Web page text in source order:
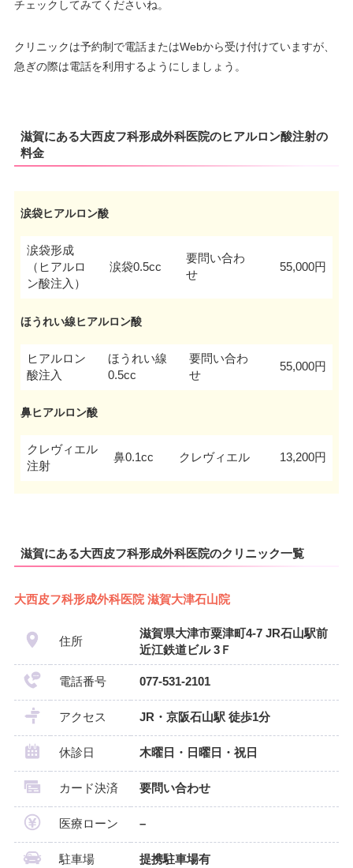
チェックしてみてくださいね。
クリニックは予約制で電話またはWebから受け付けていますが、
急ぎの際は電話を利用するようにしましょう。
滋賀にある大西皮フ科形成外科医院のヒアルロン酸注射の
料金
涙袋ヒアルロン酸
涙袋形成
（ヒアルロ
ン酸注入）
涙袋0.5cc
要問い合わ
せ
55,000円
ほうれい線ヒアルロン酸
ヒアルロン
酸注入
ほうれい線
0.5cc
要問い合わ
せ
55,000円
鼻ヒアルロン酸
クレヴィエル
注射
鼻0.1cc クレヴィエル 13,200円
滋賀にある大西皮フ科形成外科医院のクリニック一覧
大西皮フ科形成外科医院 滋賀大津石山院
住所
滋賀県大津市粟津町4-7 JR石山駅前
近江鉄道ビル 3Ｆ
電話番号 077-531-2101
アクセス JR・京阪石山駅 徒歩1分
休診日 木曜日・日曜日・祝日
カード決済 要問い合わせ
医療ローン –
駐車場 提携駐車場有